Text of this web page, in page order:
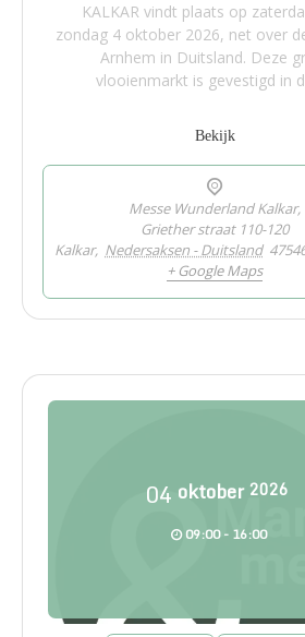
KALKAR vindt plaats op
zondag 4 oktober 2026, net over
Arnhem in Duitsland. Deze
vlooienmarkt is gevestigd in
Bekijk
Messe Wunderland Kalkar,
Griether straat 110-120
Kalkar, Nedersaksen - Duitsland
+ Google Maps
04 oktober 2026
09:00 - 16:00